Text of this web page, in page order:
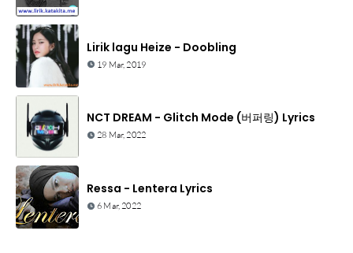
Lirik lagu Heize - Doobling
19 Mar, 2019
NCT DREAM - Glitch Mode (버퍼링) Lyrics
28 Mar, 2022
Ressa - Lentera Lyrics
6 Mar, 2022